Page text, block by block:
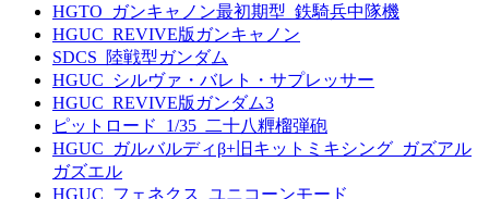
HGTO_ガンキャノン最初期型_鉄騎兵中隊機
HGUC_REVIVE版ガンキャノン
SDCS_陸戦型ガンダム
HGUC_シルヴァ・バレト・サプレッサー
HGUC_REVIVE版ガンダム3
ピットロード_1/35_二十八糎榴弾砲
HGUC_ガルバルディβ+旧キットミキシング_ガズアル
ガズエル
HGUC_フェネクス_ユニコーンモード